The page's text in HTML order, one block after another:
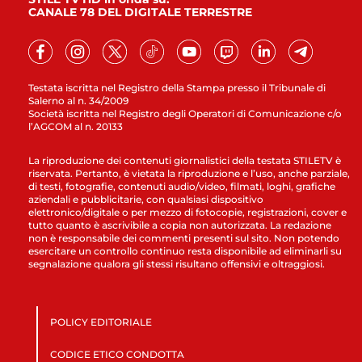
Testata iscritta nel Registro della Stampa presso il Tribunale di
Salerno al n. 34/2009
Società iscritta nel Registro degli Operatori di Comunicazione c/o
l’AGCOM al n. 20133
CANALE 78 DEL DIGITALE TERRESTRE
La riproduzione dei contenuti giornalistici della testata STILETV è
riservata. Pertanto, è vietata la riproduzione e l’uso, anche parziale,
di testi, fotografie, contenuti audio/video, filmati, loghi, grafiche
aziendali e pubblicitarie, con qualsiasi dispositivo
elettronico/digitale o per mezzo di fotocopie, registrazioni, cover e
tutto quanto è ascrivibile a copia non autorizzata. La redazione
non è responsabile dei commenti presenti sul sito. Non potendo
esercitare un controllo continuo resta disponibile ad eliminarli su
segnalazione qualora gli stessi risultano offensivi e oltraggiosi.
POLICY EDITORIALE
CODICE ETICO CONDOTTA